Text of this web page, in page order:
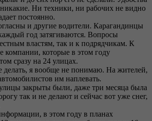
никакие. Ни техники, ни рабочих не видно
постоянно.
и другие водители. Карагандинцы
год затягиваются. Вопросы
властям, так и к подрядчикам. К
компании, которые в этом году
сразу на 24 улицах.
делать, я вообще не понимаю. На жителей,
им наплевать.
закрыты были, даже три месяца была
так и не делают и сейчас вот уже снег,
в этом году в планах